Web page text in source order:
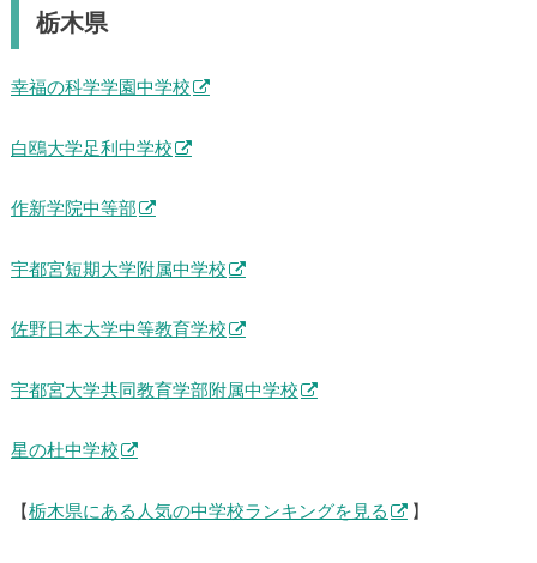
栃木県
幸福の科学学園中学校
白鴎大学足利中学校
作新学院中等部
宇都宮短期大学附属中学校
佐野日本大学中等教育学校
宇都宮大学共同教育学部附属中学校
星の杜中学校
【 栃木県にある人気の中学校ランキングを見る 】